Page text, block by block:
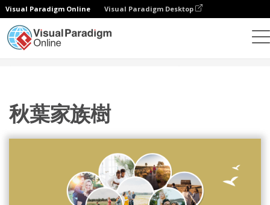
Visual Paradigm Online Visual Paradigm Desktop
秋葉家族樹